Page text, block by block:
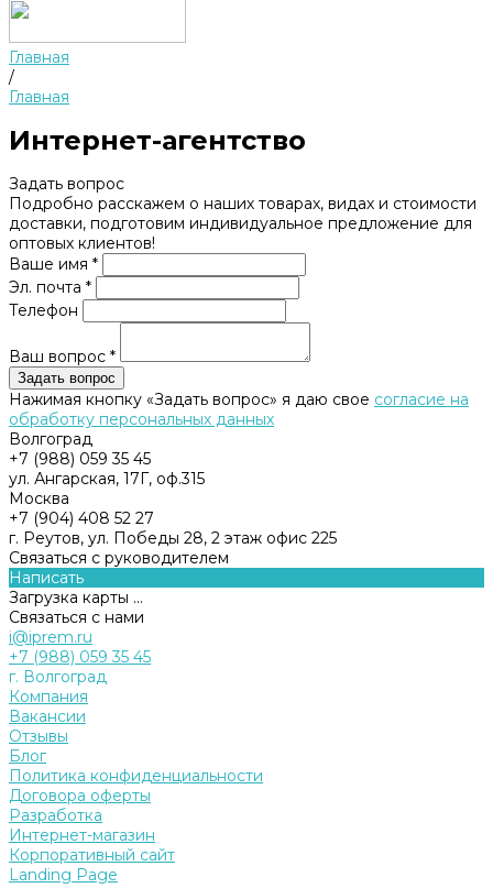
Главная
/
Главная
Интернет-агентство
Задать вопрос
Подробно расскажем о наших товарах, видах и стоимости
доставки, подготовим индивидуальное предложение для
оптовых клиентов!
Ваше имя *
Эл. почта *
Телефон
Ваш вопрос *
Нажимая кнопку «Задать вопрос» я даю свое согласие на
обработку персональных данных
Волгоград
+7 (988) 059 35 45
ул. Ангарская, 17Г, оф.315
Москва
+7 (904) 408 52 27
г. Реутов, ул. Победы 28, 2 этаж офис 225
Связаться с руководителем
Написать
Загрузка карты ...
Связаться с нами
i@iprem.ru
+7 (988) 059 35 45
г. Волгоград
Компания
Вакансии
Отзывы
Блог
Политика конфиденциальности
Договора оферты
Разработка
Интернет-магазин
Корпоративный сайт
Landing Page